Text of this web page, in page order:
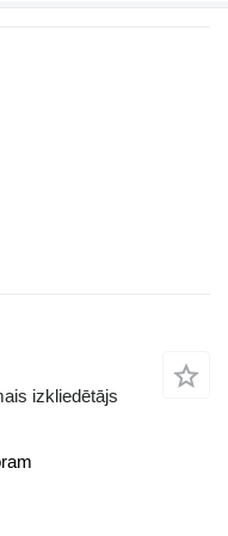
izkliedētājs